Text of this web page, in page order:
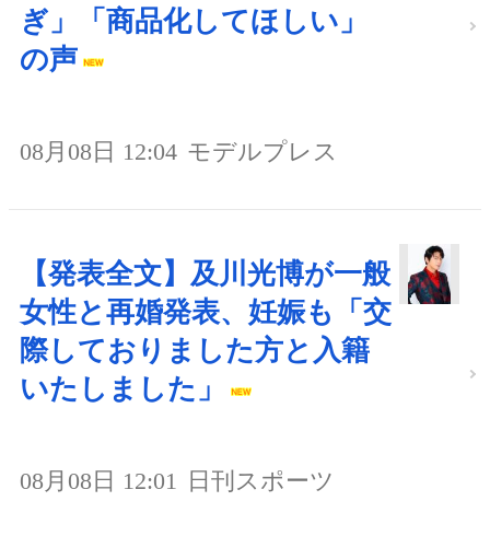
ぎ」「商品化してほしい」
の声
08月08日 12:04 モデルプレス
【発表全文】及川光博が一般
女性と再婚発表、妊娠も「交
際しておりました方と入籍
いたしました」
08月08日 12:01 日刊スポーツ